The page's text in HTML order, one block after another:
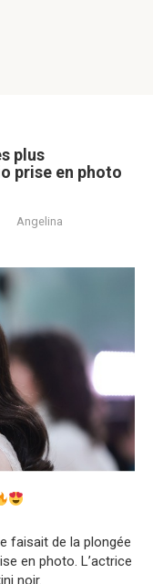
plus
prise en photo
Angelina
faisait de la plongée
en photo. L’actrice
noir.